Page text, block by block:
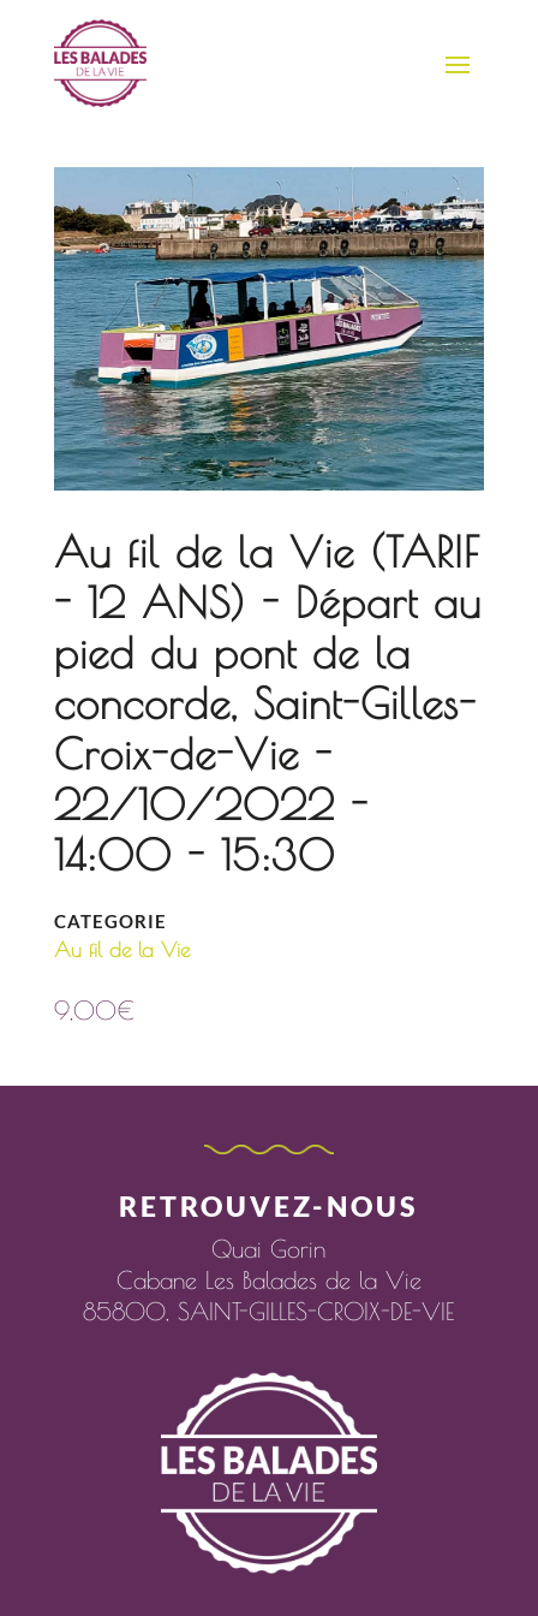
Au fil de la Vie (TARIF
- 12 ANS) - Départ au
pied du pont de la
concorde, Saint-Gilles-
Croix-de-Vie -
22/10/2022 -
14:00 - 15:30
CATEGORIE
Au fil de la Vie
9,00€
RETROUVEZ-NOUS
Quai Gorin
Cabane Les Balades de la Vie
85800,SAINT-GILLES-CROIX-DE-VIE